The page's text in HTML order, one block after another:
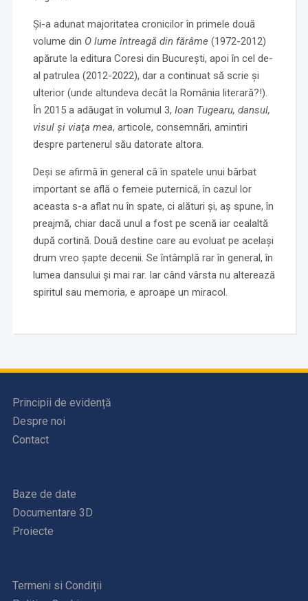
Şi-a adunat majoritatea cronicilor în primele două
volume din O lume întreagă din fărâme (1972-2012)
apărute la editura Coresi din Bucureşti, apoi în cel de-
al patrulea (2012-2022), dar a continuat să scrie şi
ulterior (unde altundeva decât la România literară?!).
În 2015 a adăugat în volumul 3, Ioan Tugearu, dansul,
visul şi viaţa mea, articole, consemnări, amintiri
despre partenerul său datorate altora.
Deşi se afirmă în general că în spatele unui bărbat
important se află o femeie puternică, în cazul lor
aceasta s-a aflat nu în spate, ci alături şi, aş spune, în
preajmă, chiar dacă unul a fost pe scenă iar cealaltă
după cortină. Două destine care au evoluat pe acelaşi
drum vreo şapte decenii. Se întâmplă rar în general, în
lumea dansului şi mai rar. Iar când vârsta nu alterează
spiritul sau memoria, e aproape un miracol.
Principii de evidență
Despre noi
Contact
Baze de date
Documentare 3D
Proiecte
Termeni si Condiții